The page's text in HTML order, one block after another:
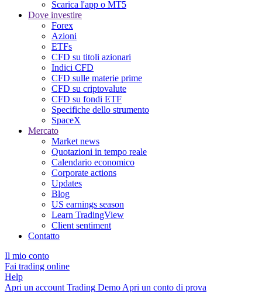
Scarica l'app o MT5
Dove investire
Forex
Azioni
ETFs
CFD su titoli azionari
Indici CFD
CFD sulle materie prime
CFD su criptovalute
CFD su fondi ETF
Specifiche dello strumento
SpaceX
Mercato
Market news
Quotazioni in tempo reale
Calendario economico
Corporate actions
Updates
Blog
US earnings season
Learn TradingView
Client sentiment
Contatto
Il mio conto
Fai trading online
Help
Apri un account Trading Demo Apri un conto di prova